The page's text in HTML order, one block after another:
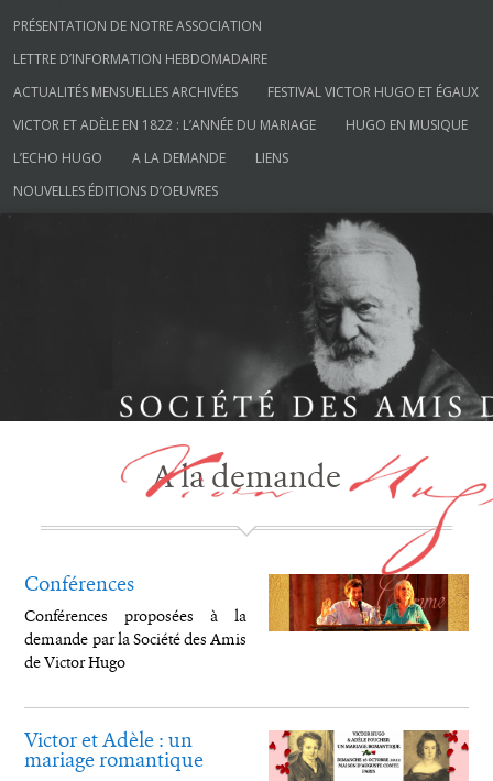
Aller au contenu
PRÉSENTATION DE NOTRE ASSOCIATION
LETTRE D’INFORMATION HEBDOMADAIRE
ACTUALITÉS MENSUELLES ARCHIVÉES
FESTIVAL VICTOR HUGO ET ÉGAUX
VICTOR ET ADÈLE EN 1822 : L’ANNÉE DU MARIAGE
HUGO EN MUSIQUE
L’ECHO HUGO
A LA DEMANDE
LIENS
NOUVELLES ÉDITIONS D’OEUVRES
Société des Amis de Victor Hugo
A la demande
Conférences
Conférences proposées à la
demande par la Société des Amis
de Victor Hugo
Victor et Adèle : un
mariage romantique